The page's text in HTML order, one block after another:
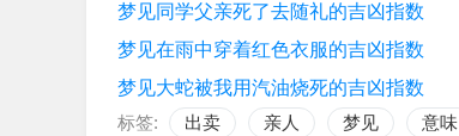
梦见同学父亲死了去随礼的吉凶指数
梦见在雨中穿着红色衣服的吉凶指数
梦见大蛇被我用汽油烧死的吉凶指数
标签:
出卖 亲人 梦见 意味